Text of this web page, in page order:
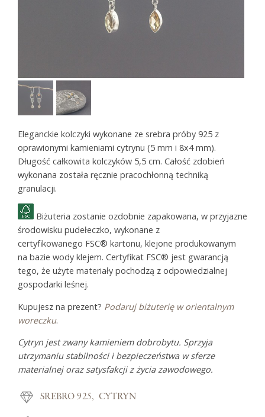
Eleganckie kolczyki wykonane ze srebra próby 925 z
oprawionymi kamieniami cytrynu (5 mm i 8x4 mm).
Długość całkowita kolczyków 5,5 cm. Całość zdobień
wykonana została ręcznie pracochłonną techniką
granulacji.
Biżuteria zostanie ozdobnie zapakowana, w przyjazne
środowisku pudełeczko, wykonane z
certyfikowanego FSC® kartonu, klejone produkowanym
na bazie wody klejem. Certyfikat FSC® jest gwarancją
tego, że użyte materiały pochodzą z odpowiedzialnej
gospodarki leśnej.
Kupujesz na prezent? Podaruj biżuterię w orientalnym
woreczku.
Cytryn jest zwany kamieniem dobrobytu. Sprzyja
utrzymaniu stabilności i bezpieczeństwa w sferze
materialnej oraz satysfakcji z życia zawodowego.
SREBRO 925 CYTRYN